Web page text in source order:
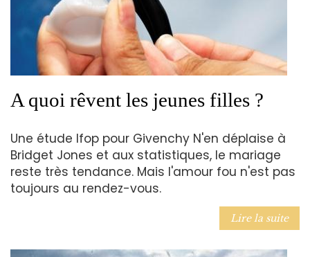
A quoi rêvent les jeunes filles ?
Une étude Ifop pour Givenchy N'en déplaise à
Bridget Jones et aux statistiques, le mariage
reste très tendance. Mais l'amour fou n'est pas
toujours au rendez-vous.
Lire la suite